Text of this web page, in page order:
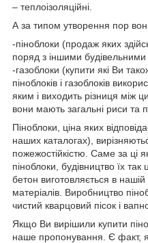
– теплоізоляційні.
А за типом утворення пор
-піноблоки (продаж яких
поряд з іншими
-газоблоки (купити які Ви
піноблоків і газоблоків
яким і виходить різниця між
вони мають загальні риси та
Піноблоки, ціна яких
наших каталогах),
пожежостійкістю. Саме за ці
піноблоки, будівництво їх
бетон виготовляється в нашій
матеріалів. Виробництво
чистий кварцовий пісок і
Якщо Ви вирішили купити
наше пропонування. Є факт,